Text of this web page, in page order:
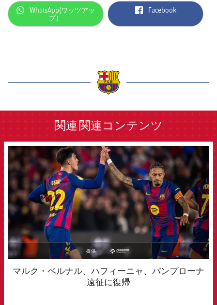
label.aria.whatsapp
WhatsApp(ワッツアッ
プ）
label.aria.facebook
Facebook
関連 関連コンテンツ
FCB Barcelona badge
提供
asistencia
マルク・ベルナル、ハフィーニャ、パンプローナ
遠征に復帰